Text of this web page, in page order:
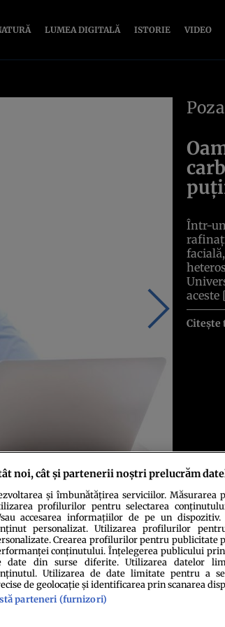
LUMEA DIGITALĂ ISTORIE VIDEO
Poza
Într-
aceste
Termeni şi condiţiiEchipa redacțională
noi, cât și partenerii noștri prelucrăm
și îmbunătățirea serviciilor. Măsurarea
profilurilor pentru selectarea
accesarea informațiilor de pe un
personalizat. Utilizarea profilurilor
Crearea profilurilor pentru publicitate
conținutului. Înțelegerea publicului
date din surse diferite. Utilizarea datelor
Utilizarea de date limitate pentru a
de geolocație și identificarea prin scanarea
parteneri (furnizori)